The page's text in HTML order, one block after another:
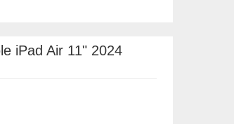
iPad Air 11" 2024